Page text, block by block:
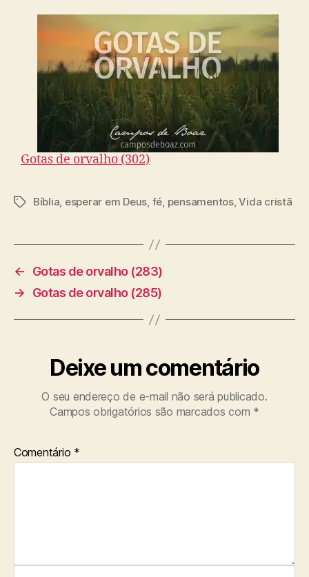
Gotas de orvalho (302)
T
s
Bíblia, esperar em Deus, fé, pensamentos,Vida cristã
←
Gotas de orvalho (283)
→
Gotas de orvalho (285)
Deixe um comentário
O seu endereço de e-mail não será publicado.
Campos obrigatórios são marcados com *
Comentário *